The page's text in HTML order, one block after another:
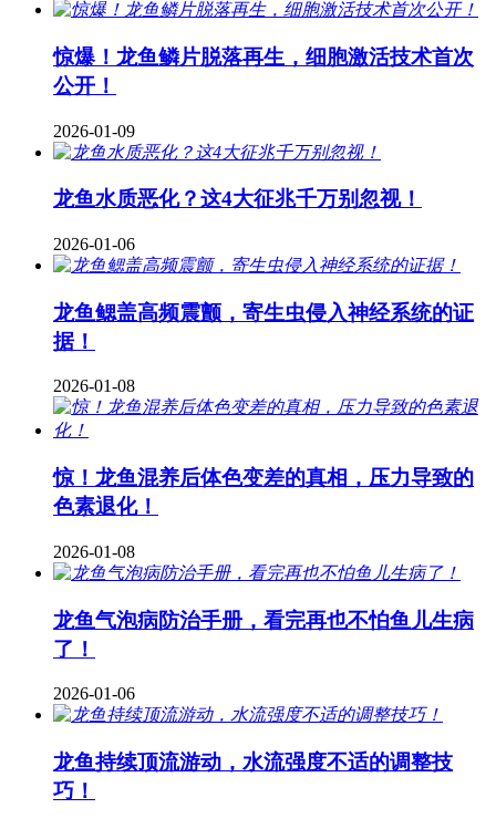
惊爆！龙鱼鳞片脱落再生，细胞激活技术首次
公开！
2026-01-09
龙鱼水质恶化？这4大征兆千万别忽视！
2026-01-06
龙鱼鳃盖高频震颤，寄生虫侵入神经系统的证
据！
2026-01-08
惊！龙鱼混养后体色变差的真相，压力导致的
色素退化！
2026-01-08
龙鱼气泡病防治手册，看完再也不怕鱼儿生病
了！
2026-01-06
龙鱼持续顶流游动，水流强度不适的调整技
巧！